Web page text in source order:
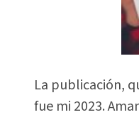
La publicación,
fue mi 2023.